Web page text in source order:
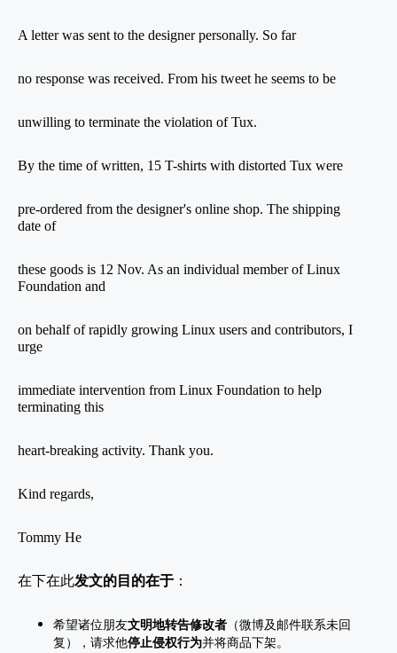
A letter was sent to the designer personally. So far
no response was received. From his tweet he seems to be
unwilling to terminate the violation of Tux.
By the time of written, 15 T-shirts with distorted Tux were
pre-ordered from the designer's online shop. The shipping
date of
these goods is 12 Nov. As an individual member of Linux
Foundation and
on behalf of rapidly growing Linux users and contributors, I
urge
immediate intervention from Linux Foundation to help
terminating this
heart-breaking activity. Thank you.
Kind regards,
Tommy He
在下在此发文的目的在于 ：
希望诸位朋友文明地转告修改者 （微博及邮件联系未回
复），请求他停止侵权行为并将商品下架。